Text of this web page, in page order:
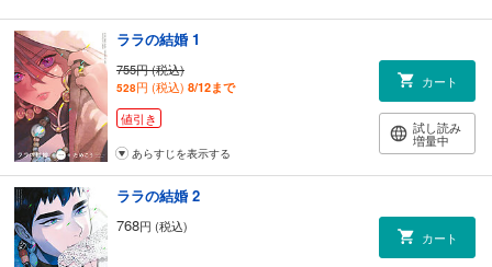
ララの結婚 1
755円 (税込)
528円 (税込) 8/12まで
値引き
カート
試し読み
増量中
あらすじを表示する
ララの結婚 2
768円 (税込)
カート